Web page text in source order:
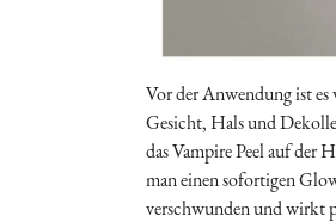
Vor der Anwendung ist
Gesicht, Hals und
das Vampire Peel auf der
man einen sofortigen
verschwunden und wirkt